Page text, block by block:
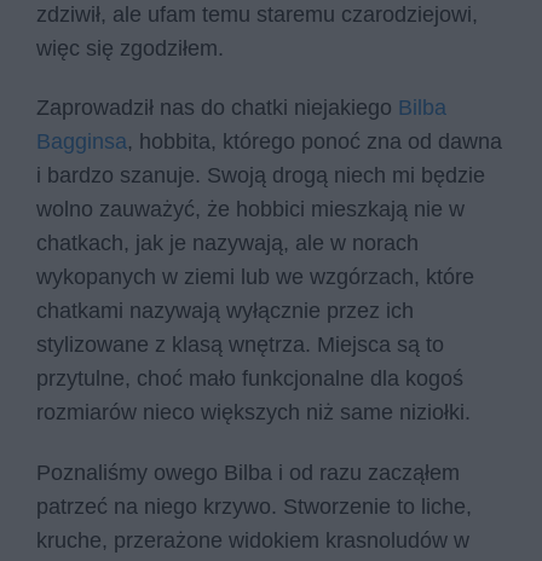
zdziwił, ale ufam temu staremu czarodziejowi,
więc się zgodziłem.
Zaprowadził nas do chatki niejakiego Bilba
Bagginsa, hobbita, którego ponoć zna od dawna
i bardzo szanuje. Swoją drogą niech mi będzie
wolno zauważyć, że hobbici mieszkają nie w
chatkach, jak je nazywają, ale w norach
wykopanych w ziemi lub we wzgórzach, które
chatkami nazywają wyłącznie przez ich
stylizowane z klasą wnętrza. Miejsca są to
przytulne, choć mało funkcjonalne dla kogoś
rozmiarów nieco większych niż same niziołki.
Poznaliśmy owego Bilba i od razu zacząłem
patrzeć na niego krzywo. Stworzenie to liche,
kruche, przerażone widokiem krasnoludów w